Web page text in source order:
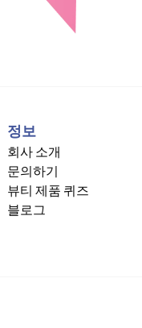
정보
회사 소개
문의하기
뷰티 제품 퀴즈
블로그